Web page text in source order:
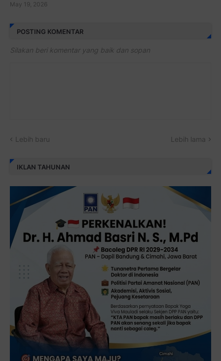
May 19, 2026
POSTING KOMENTAR
Silakan beri komentar yang baik dan sopan
Lebih baru Lebih lama
IKLAN TAHUNAN